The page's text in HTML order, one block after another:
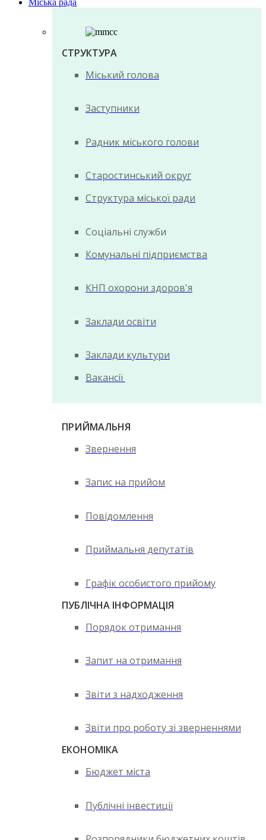
Міська рада
СТРУКТУРА
Міський голова
Заступники
Радник міського голови
Старостинський округ
Структура міської ради
Соціальні служби
Комунальні підприємства
КНП охорони здоров'я
Заклади освіти
Заклади культури
Вакансії
ПРИЙМАЛЬНЯ
Звернення
Запис на прийом
Повідомлення
Приймальня депутатів
Графік особистого прийому
ПУБЛІЧНА ІНФОРМАЦІЯ
Порядок отримання
Запит на отримання
Звіти з надходження
Звіти про роботу зі зверненнями
ЕКОНОМІКА
Бюджет міста
Публічні інвестиції